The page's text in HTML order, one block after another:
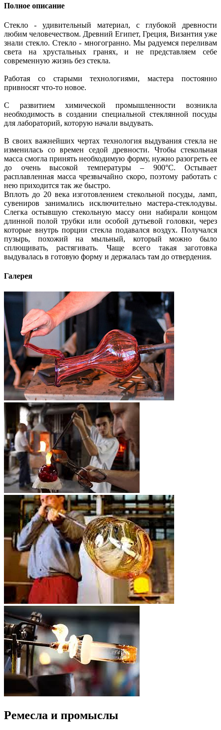
Полное описание
Стекло - удивительный материал, с глубокой древности
любим человечеством. Древний Египет, Греция, Византия уже
знали стекло. Стекло - многогранно. Мы радуемся переливам
света на хрустальных гранях, и не представляем себе
современную жизнь без стекла.
Работая со старыми технологиями, мастера постоянно
привносят что-то новое.
С развитием химической промышленности возникла
необходимость в создании специальной стеклянной посуды
для лабораторий, которую начали выдувать.
В своих важнейших чертах технология выдувания стекла не
изменилась со времен седой древности. Чтобы стекольная
масса смогла принять необходимую форму, нужно разогреть ее
до очень высокой температуры – 900°С. Остывает
расплавленная масса чрезвычайно скоро, поэтому работать с
нею приходится так же быстро.
Вплоть до 20 века изготовлением стекольной посуды, ламп,
сувениров занимались исключительно мастера-стеклодувы.
Слегка остывшую стекольную массу они набирали концом
длинной полой трубки или особой дутьевой головки, через
которые внутрь порции стекла подавался воздух. Получался
пузырь, похожий на мыльный, который можно было
сплющивать, растягивать. Чаще всего такая заготовка
выдувалась в готовую форму и держалась там до отвердения.
Галерея
Ремесла и промыслы